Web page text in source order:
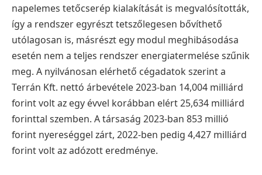
napelemes tetőcserép kialakítását is megvalósították,
így a rendszer egyrészt tetszőlegesen bővíthető
utólagosan is, másrészt egy modul meghibásodása
esetén nem a teljes rendszer energiatermelése szűnik
meg. A nyilvánosan elérhető cégadatok szerint a
Terrán Kft. nettó árbevétele 2023-ban 14,004 milliárd
forint volt az egy évvel korábban elért 25,634 milliárd
forinttal szemben. A társaság 2023-ban 853 millió
forint nyereséggel zárt, 2022-ben pedig 4,427 milliárd
forint volt az adózott eredménye.